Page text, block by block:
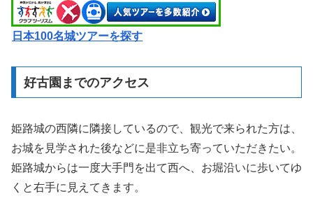
日本100名城ツアーを探す
好古園までのアクセス
姫路城の西隣に隣接しているので、観光で来られた方は、
お城を見学された後などに是非立ち寄っていただきたい。
姫路城からは一度大手門を出て西へ、お堀沿いに歩いてゆ
くと右手に見えてきます。